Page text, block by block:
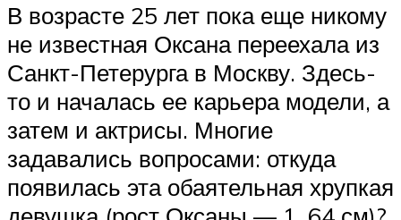
В возрасте 25 лет пока еще никому
не известная Оксана переехала из
Санкт-Петерурга в Москву. Здесь-
то и началась ее карьера модели, а
затем и актрисы. Многие
задавались вопросами: откуда
появилась эта обаятельная хрупкая